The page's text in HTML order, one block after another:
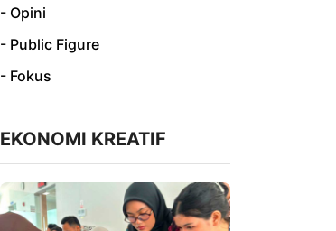
- Opini
- Public Figure
- Fokus
EKONOMI KREATIF